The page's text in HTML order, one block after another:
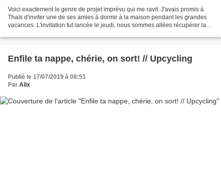
Voici exactement le genre de projet imprévu qui me ravit. J'avais promis à
Thaïs d'inviter une de ses amies à dormir à la maison pendant les grandes
vacances. L'invitation fut lancée le jeudi, nous sommes allées récupérer la
Enfile ta nappe, chérie, on sort! // Upcycling
Publié le 17/07/2019 à 08:51
Par Alix